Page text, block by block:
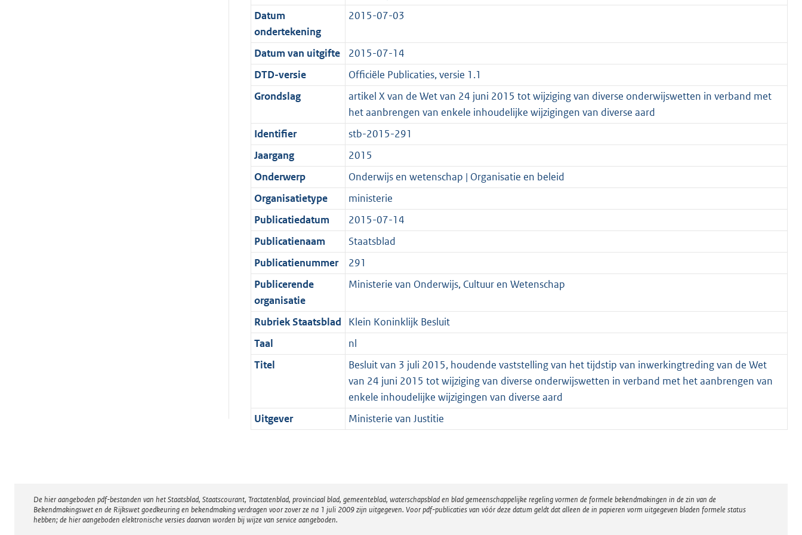
i
e
i
n
f
o
r
a
a
t
4
K
b
t
i
e
i
n
f
o
m
a
a
t
:
6
K
b
a
t
i
e
i
n
f
r
m
a
a
t
e
6
K
b
c
a
t
i
e
i
n
o
r
m
a
a
t
t
:
4
K
b
s
r
o
o
t
t
e
:
K
b
d
g
r
o
o
t
t
e
2
b
Datum
ondertekening
2015-07-03
Datum van uitgifte
2015-07-14
DTD-versie
Officiële Publicaties, versie 1.1
Grondslag
artikel X van de Wet van 24 juni 2015 tot wijziging van diverse onderwijswetten in verband met
het aanbrengen van enkele inhoudelijke wijzigingen van diverse aard
Identifier
stb-2015-291
Jaargang
2015
Onderwerp
Onderwijs en wetenschap | Organisatie en beleid
Organisatietype
ministerie
Publicatiedatum
2015-07-14
Publicatienaam
Staatsblad
Publicatienummer
291
Publicerende
organisatie
Ministerie van Onderwijs, Cultuur en Wetenschap
Rubriek Staatsblad
Klein Koninklijk Besluit
Taal
nl
Titel
Besluit van 3 juli 2015, houdende vaststelling van het tijdstip van inwerkingtreding van de Wet
van 24 juni 2015 tot wijziging van diverse onderwijswetten in verband met het aanbrengen van
enkele inhoudelijke wijzigingen van diverse aard
Uitgever
Ministerie van Justitie
Disclaimer
De hier aangeboden pdf-bestanden van het Staatsblad, Staatscourant, Tractatenblad, provinciaal blad, gemeenteblad, waterschapsblad en blad gemeenschappelijke regeling vormen de formele bekendmakingen in de zin van de
Bekendmakingswet en de Rijkswet goedkeuring en bekendmaking verdragen voor zover ze na 1 juli 2009 zijn uitgegeven. Voor pdf-publicaties van vóór deze datum geldt dat alleen de in papieren vorm uitgegeven bladen formele status
hebben; de hier aangeboden elektronische versies daarvan worden bij wijze van service aangeboden.